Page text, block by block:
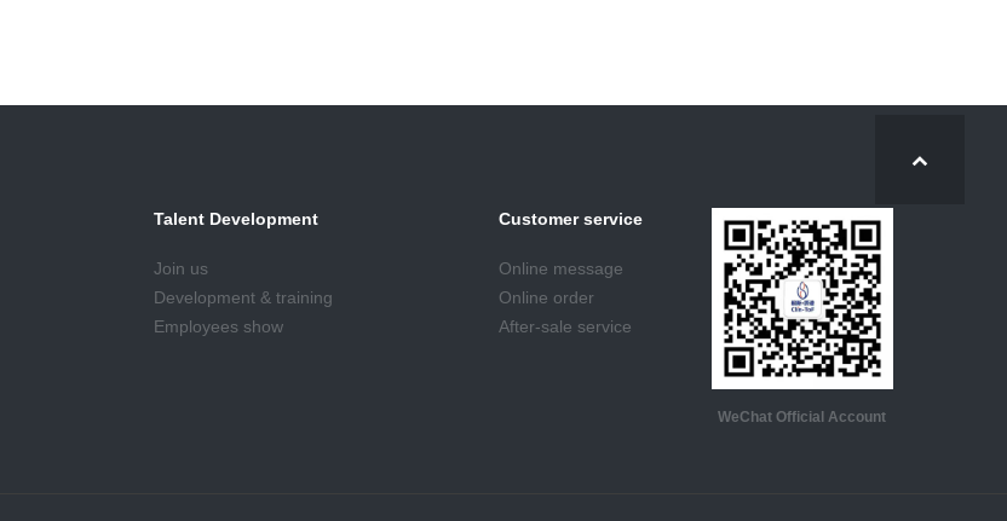
Talent Development
Join us
Development & training
Employees show
Customer service
Online message
Online order
After-sale service
WeChat Official Account